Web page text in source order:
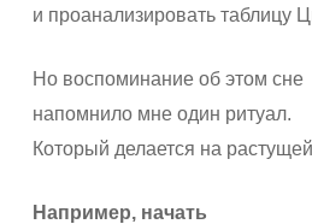
и проанализировать таблицу
Но воспоминание об этом сне
напомнило мне один ритуал.
Который делается на
Например, начать